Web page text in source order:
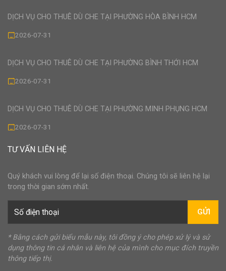
DỊCH VỤ CHO THUÊ DÙ CHE TẠI PHƯỜNG HÒA BÌNH HCM
2026-07-31
DỊCH VỤ CHO THUÊ DÙ CHE TẠI PHƯỜNG BÌNH THỚI HCM
2026-07-31
DỊCH VỤ CHO THUÊ DÙ CHE TẠI PHƯỜNG MINH PHỤNG HCM
2026-07-31
TƯ VẤN LIÊN HỆ
Quý khách vui lòng để lại số điện thoại. Chúng tôi sẽ liên hệ lại
trong thời gian sớm nhất.
GỬI
* Bằng cách gửi biểu mẫu này, tôi đồng ý cho phép xử lý và sử
dụng thông tin cá nhân và liên hệ của mình cho mục đích truyền
thông tiếp thị.